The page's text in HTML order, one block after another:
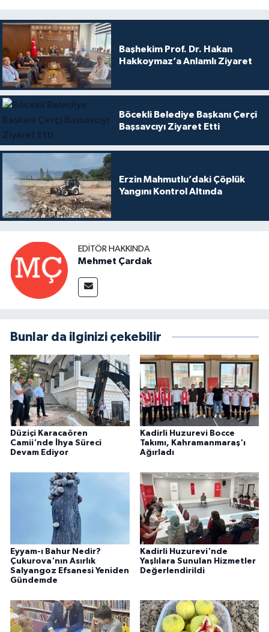
Başhekim Prof. Dr. Hakan
Hakkoymaz’a Anlamlı Ziyaret
Böcekli Belediye Başkanı Çerçi
Başsavcıyı Ziyaret Etti
Erzin Mahmutlu’daki Çöplük
Yangını Kontrol Altında
EDITÖR HAKKINDA
Mehmet Çardak
Bunlar da ilginizi çekebilir
Düziçi Karacaören
Camii'nde İhya Süreci
Devam Ediyor
Kadirli Huzurevi Bocce
Takımı, Kahramanmaraş'ı
Ağırladı
Eyyam-ı Bahur Nedir?
Çukurova'nın Asırlık
Salyangoz Efsanesi Yeniden
Gündemde
Kadirli Huzurevi'nde
Yaşlılara Sunulan Hizmetler
Değerlendirildi